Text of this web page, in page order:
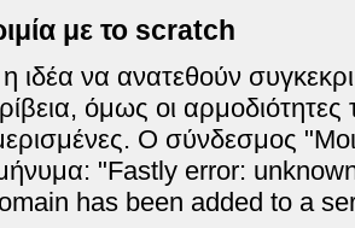
με το scratch
ιδέα να ανατεθούν
όμως οι αρμοδιότητες
Ο σύνδεσμος
"Fastly error:
has been added to a